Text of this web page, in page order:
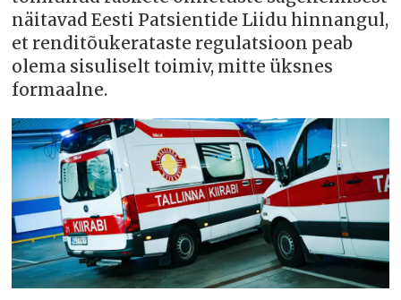
näitavad Eesti Patsientide Liidu hinnangul,
et renditõukerataste regulatsioon peab
olema sisuliselt toimiv, mitte üksnes
formaalne.